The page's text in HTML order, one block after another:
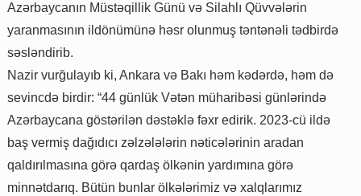
Azərbaycanın Müstəqillik Günü və Silahlı Qüvvələrin
yaranmasının ildönümünə həsr olunmuş təntənəli tədbirdə
səsləndirib.
Nazir vurğulayıb ki, Ankara və Bakı həm kədərdə, həm də
sevincdə birdir: “44 günlük Vətən müharibəsi günlərində
Azərbaycana göstərilən dəstəklə fəxr edirik. 2023-cü ildə
baş vermiş dağıdıcı zəlzələlərin nəticələrinin aradan
qaldırılmasına görə qardaş ölkənin yardımına görə
minnətdarıq. Bütün bunlar ölkələrimiz və xalqlarımız